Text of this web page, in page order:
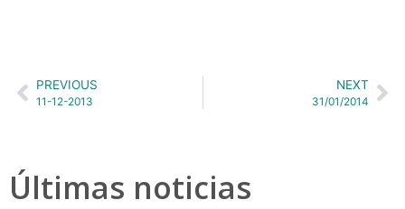
PREVIOUS
11-12-2013
NEXT
31/01/2014
Últimas noticias